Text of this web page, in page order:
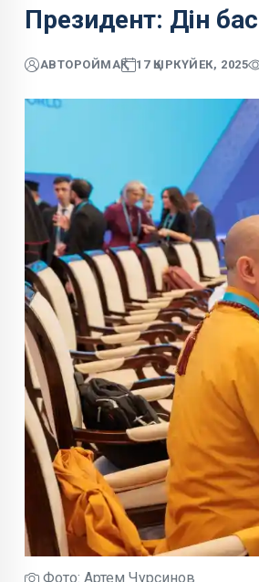
Президент: Дін
АВТОРОЙМАҚ 17 ҚЫРКҮЙЕК, 2025
Фото: Артем Чурсинов